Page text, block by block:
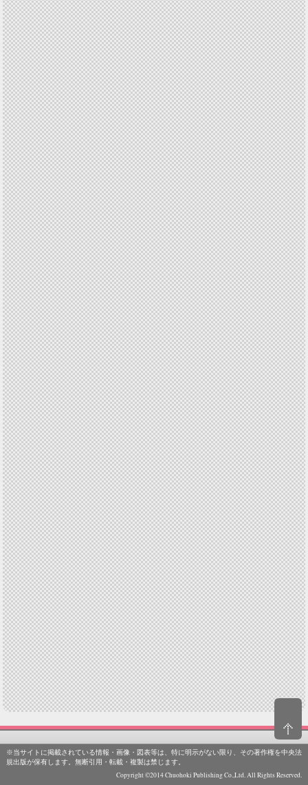
※当サイトに掲載されている情報・画像・図表等は、特に明示がない限り、その著作権を中央法
規出版が保有します。無断引用・転載・複製は禁じます。
Copyright ©2014 Chuohoki Publishing Co.,Ltd. All Rights Reserved.